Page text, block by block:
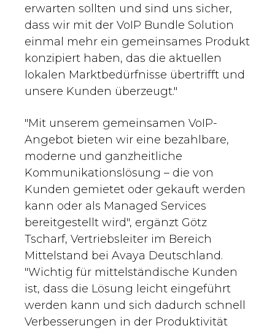
erwarten sollten und sind uns sicher,
dass wir mit der VoIP Bundle Solution
einmal mehr ein gemeinsames Produkt
konzipiert haben, das die aktuellen
lokalen Marktbedürfnisse übertrifft und
unsere Kunden überzeugt."
"Mit unserem gemeinsamen VoIP-
Angebot bieten wir eine bezahlbare,
moderne und ganzheitliche
Kommunikationslösung – die von
Kunden gemietet oder gekauft werden
kann oder als Managed Services
bereitgestellt wird", ergänzt Götz
Tscharf, Vertriebsleiter im Bereich
Mittelstand bei Avaya Deutschland.
"Wichtig für mittelständische Kunden
ist, dass die Lösung leicht eingeführt
werden kann und sich dadurch schnell
Verbesserungen in der Produktivität